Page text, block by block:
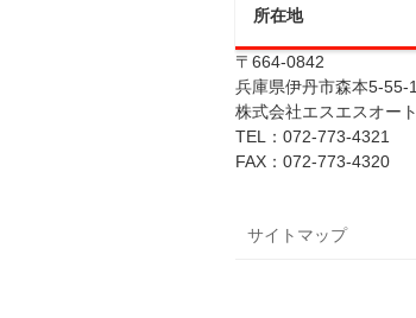
所在地
〒664-0842
兵庫県伊丹市森本5-55-1
株式会社エスエスオート
TEL：072-773-4321
FAX：072-773-4320
サイトマップ